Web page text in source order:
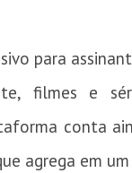
para
filmes e
conta
agrega em